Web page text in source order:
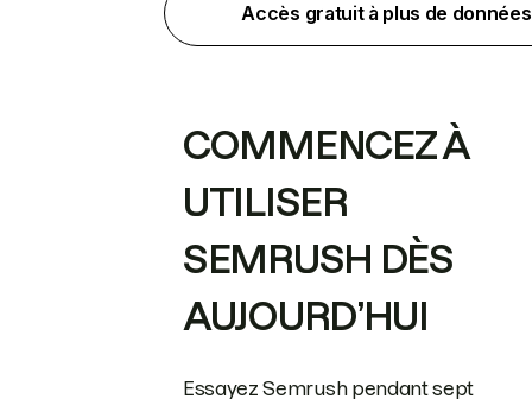
Accès gratuit à plus de données
COMMENCEZ À
UTILISER
SEMRUSH DÈS
AUJOURD’HUI
Essayez Semrush pendant sept